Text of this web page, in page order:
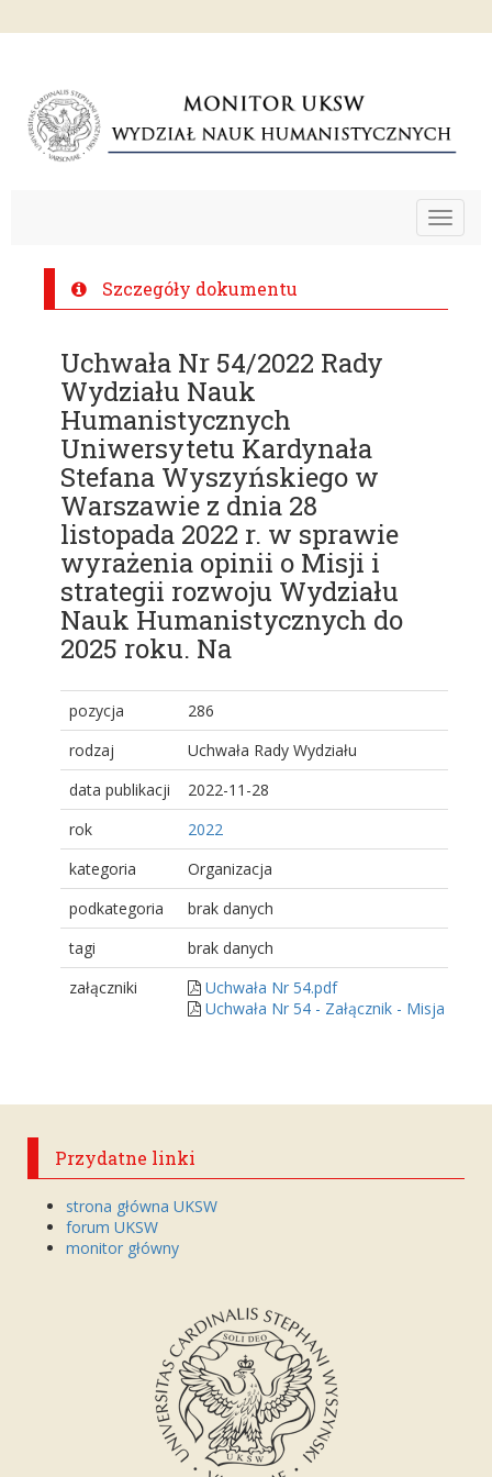
Toggle
Szczegóły dokumentu
Uchwała Nr 54/2022 Rady
Wydziału Nauk
Humanistycznych
Uniwersytetu Kardynała
Stefana Wyszyńskiego w
Warszawie z dnia 28
listopada 2022 r. w sprawie
wyrażenia opinii o Misji i
strategii rozwoju Wydziału
Nauk Humanistycznych do
2025 roku. Na
pozycja
286
rodzaj
Uchwała Rady Wydziału
data publikacji
2022-11-28
rok
2022
kategoria
Organizacja
podkategoria
brak danych
tagi
brak danych
załączniki
Uchwała Nr 54.pdf
Uchwała Nr 54 - Załącznik - Misja i
Przydatne linki
strona główna UKSW
forum UKSW
monitor główny